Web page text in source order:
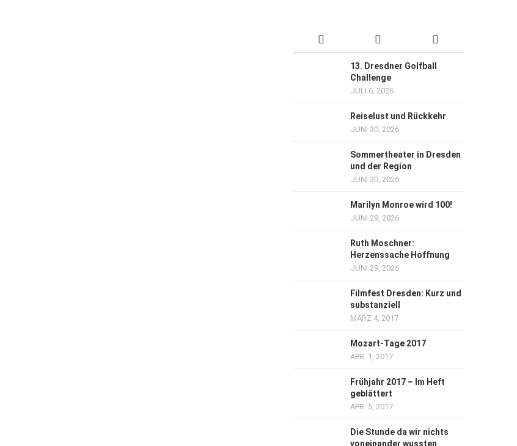
13. Dresdner Golfball
Challenge
JULI 6, 2026
Reiselust und Rückkehr
JUNI 30, 2026
Sommertheater in Dresden
und der Region
JUNI 30, 2026
Marilyn Monroe wird 100!
JUNI 29, 2026
Ruth Moschner:
Herzenssache Hoffnung
JUNI 29, 2026
Filmfest Dresden: Kurz und
substanziell
MÄRZ 4, 2017
Mozart-Tage 2017
APR. 1, 2017
Frühjahr 2017 – Im Heft
geblättert
APR. 5, 2017
Die Stunde da wir nichts
voneinander wussten